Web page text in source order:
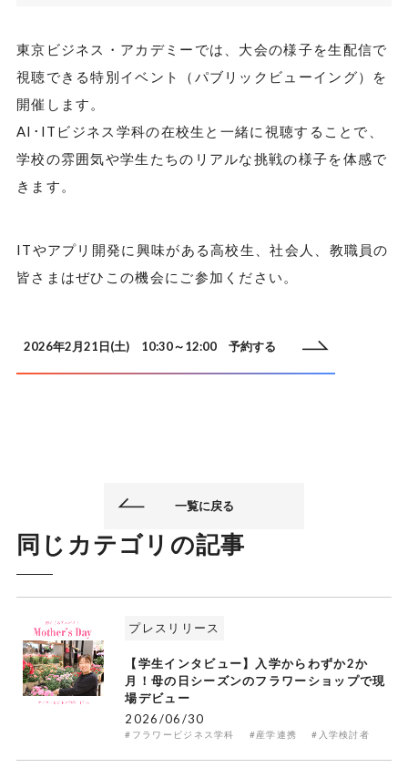
東京ビジネス・アカデミーでは、大会の様子を生配信で
視聴できる特別イベント（パブリックビューイング）を
開催します。
AI･ITビジネス学科の在校生と一緒に視聴することで、
学校の雰囲気や学生たちのリアルな挑戦の様子を体感で
きます。
ITやアプリ開発に興味がある高校生、社会人、教職員の
皆さまはぜひこの機会にご参加ください。
2026年2月21日(土) 10:30～12:00 予約する
一覧に戻る
同じカテゴリの記事
プレスリリース
【学生インタビュー】入学からわずか2か
月！母の日シーズンのフラワーショップで現
場デビュー
2026/06/30
#フラワービジネス学科 #産学連携 #入学検討者